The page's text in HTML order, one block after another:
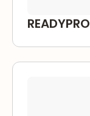
READYPRO